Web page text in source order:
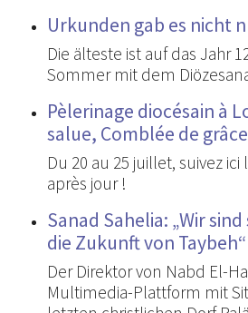
Urkunden gab es nicht
Die älteste ist auf das Jahr
Sommer mit dem
Pèlerinage diocésain à
salue, Comblée de
Du 20 au 25 juillet, suivez
après jour !
Sanad Sahelia: „Wir
die Zukunft von Taybeh“
Der Direktor von Nabd El-
Multimedia-Plattform mit